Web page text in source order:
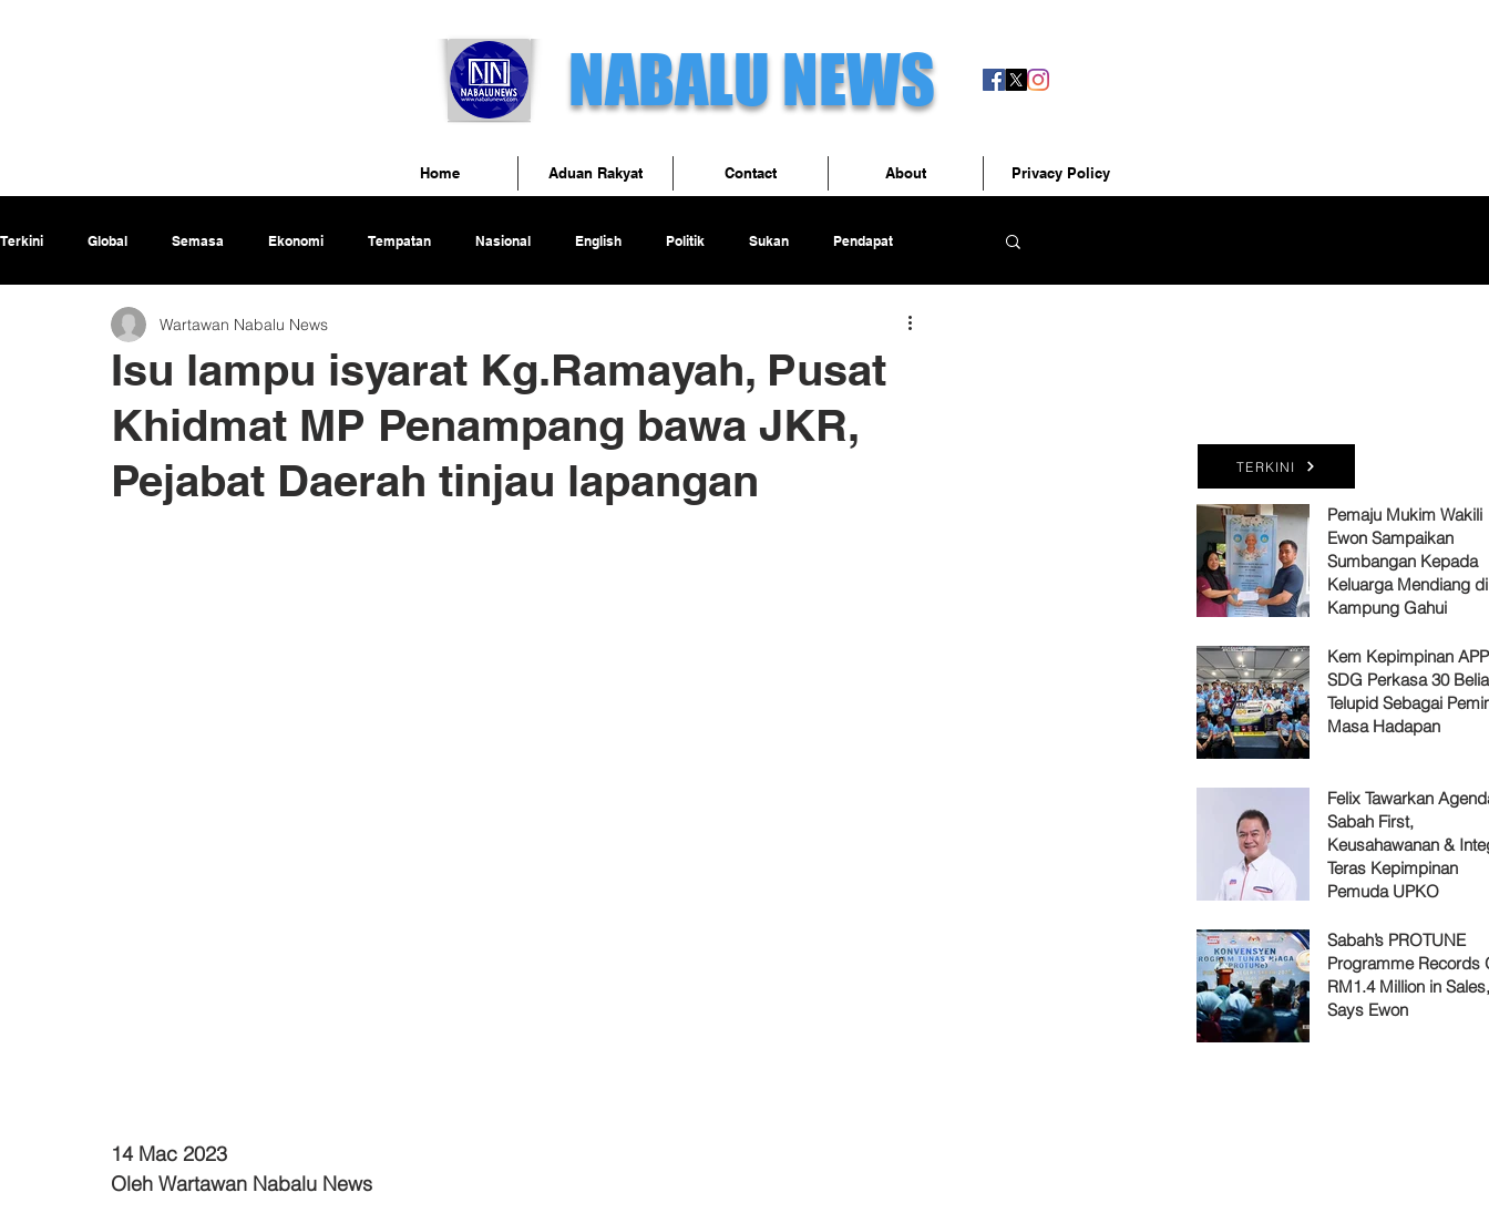
NABALU NEWS
Terkini Global Semasa Ekonomi Tempatan Nasional English Politik Sukan Pendapat
Isu lampu isyarat Kg.Ramayah, Pusat
Khidmat MP Penampang bawa JKR,
Pejabat Daerah tinjau lapangan
Wartawan Nabalu News
14 Mac 2023
Oleh Wartawan Nabalu News
TERKINI
Pemaju Mukim Wakili
Ewon Sampaikan
Sumbangan Kepada
Keluarga Mendiang di
Kampung Gahui
Kem Kepimpinan
SDG Perkasa 30 Belia
Telupid Sebagai
Masa Hadapan
Felix Tawarkan Agenda
Sabah First,
Keusahawanan &
Teras Kepimpinan
Pemuda UPKO
Sabah’s PROTUNE
Programme Records
RM1.4 Million in Sales,
Says Ewon
Home Aduan Rakyat Contact About Privacy Policy